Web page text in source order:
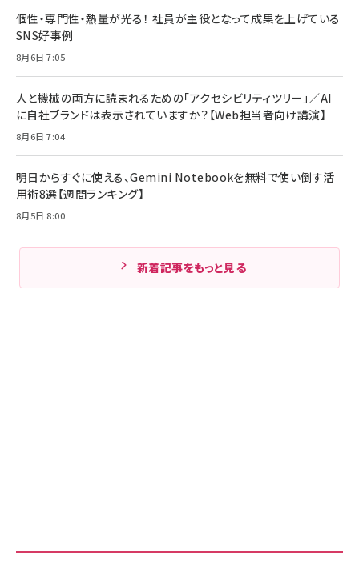
個性・専門性・熱量が光る！ 社員が主役となって成果を上げている
SNS好事例
8月6日 7:05
人と機械の両方に読まれるための「アクセシビリティツリー」／AI
に自社ブランドは表示されていますか？【Web担当者向け講演】
8月6日 7:04
明日からすぐに使える、Gemini Notebookを無料で使い倒す活
用術8選【週間ランキング】
8月5日 8:00
新着記事をもっと見る